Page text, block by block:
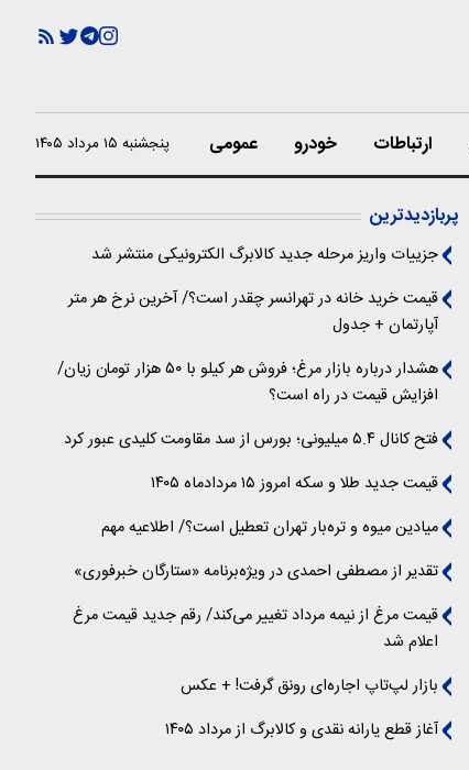
ارتباطات خودرو عمومی پنجشنبه ۱۵ مرداد ۱۴۰۵
پربازدیدترین
جزییات واریز مرحله جدید کالابرگ الکترونیکی منتشر شد
قیمت خرید خانه در تهرانسر چقدر است؟/ آخرین نرخ هر متر
آپارتمان + جدول
هشدار درباره بازار مرغ؛ فروش هر کیلو با ۵۰ هزار تومان زیان/
افزایش قیمت در راه است؟
فتح کانال ۵.۴ میلیونی؛ بورس از سد مقاومت کلیدی عبور کرد
قیمت جدید طلا و سکه امروز ۱۵ مردادماه ۱۴۰۵
میادین میوه و تره‌بار تهران تعطیل است؟/ اطلاعیه مهم
تقدیر از مصطفی احمدی در ویژه‌برنامه «ستارگان خبرفوری»
قیمت مرغ از نیمه مرداد تغییر می‌کند/ رقم جدید قیمت مرغ
اعلام شد
بازار لپ‌تاپ اجاره‌ای رونق گرفت! + عکس
آغاز قطع یارانه نقدی و کالابرگ از مرداد ۱۴۰۵